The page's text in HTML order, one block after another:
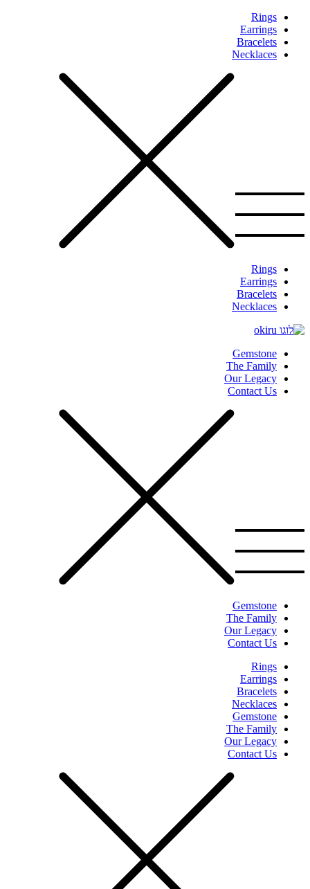
Rings
Earrings
Bracelets
Necklaces
Rings
Earrings
Bracelets
Necklaces
Gemstone
The Family
Our Legacy
Contact Us
Gemstone
The Family
Our Legacy
Contact Us
Rings
Earrings
Bracelets
Necklaces
Gemstone
The Family
Our Legacy
Contact Us